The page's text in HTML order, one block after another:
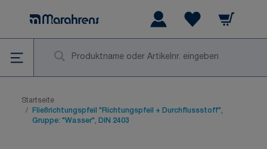
Warenkorb
Startseite
/
Fließrichtungspfeil "Richtungspfeil + Durchflussstoff",
Gruppe: "Wasser", DIN 2403